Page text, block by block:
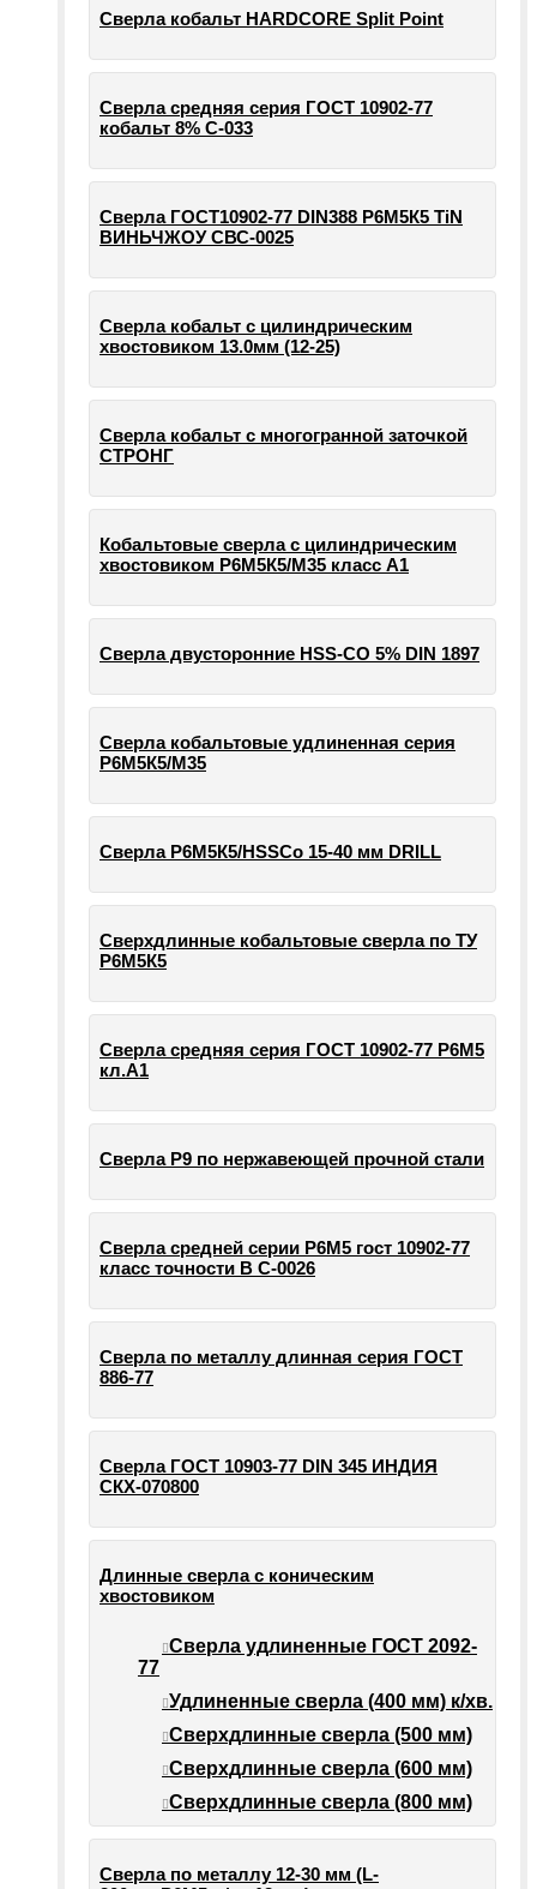
Сверла кобальт HARDCORE Split Point
Сверла средняя серия ГОСТ 10902-77
кобальт 8% С-033
Сверла ГОСТ10902-77 DIN388 Р6М5К5 TiN
ВИНЬЧЖОУ СВС-0025
Сверла кобальт с цилиндрическим
хвостовиком 13.0мм (12-25)
Сверла кобальт с многогранной заточкой
СТРОНГ
Кобальтовые сверла с цилиндрическим
хвостовиком Р6М5К5/М35 класс А1
Сверла двусторонние HSS-CO 5% DIN 1897
Сверла кобальтовые удлиненная серия
Р6М5К5/М35
Сверла Р6М5К5/HSSCo 15-40 мм DRILL
Сверхдлинные кобальтовые сверла по ТУ
Р6М5К5
Сверла средняя серия ГОСТ 10902-77 Р6М5
кл.А1
Сверла Р9 по нержавеющей прочной стали
Сверла средней серии Р6М5 гост 10902-77
класс точности В С-0026
Сверла по металлу длинная серия ГОСТ
886-77
Сверла ГОСТ 10903-77 DIN 345 ИНДИЯ
СКХ-070800
Длинные сверла с коническим
хвостовиком
Сверла удлиненные ГОСТ 2092-
77
Удлиненные сверла (400 мм) к/хв.
Сверхдлинные сверла (500 мм)
Сверхдлинные сверла (600 мм)
Сверхдлинные сверла (800 мм)
Сверла по металлу 12-30 мм (L-